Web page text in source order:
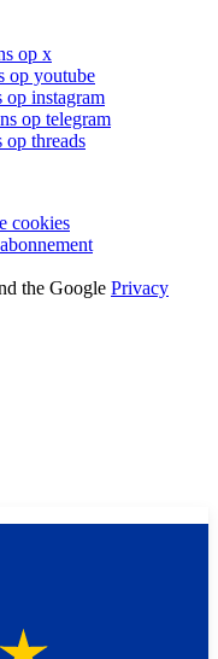
op x
op youtube
op instagram
op telegram
op threads
cookies
the Google Privacy